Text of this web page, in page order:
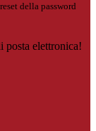
della password
posta elettronica!